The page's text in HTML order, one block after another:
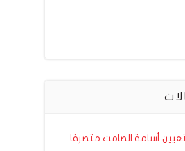
تعيين أسامة الصامت متصرفا